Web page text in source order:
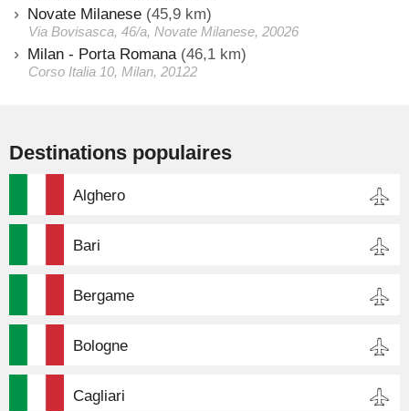
Novate Milanese (45,9 km)
Via Bovisasca, 46/a, Novate Milanese, 20026
Milan - Porta Romana (46,1 km)
Corso Italia 10, Milan, 20122
Destinations populaires
Alghero
Bari
Bergame
Bologne
Cagliari